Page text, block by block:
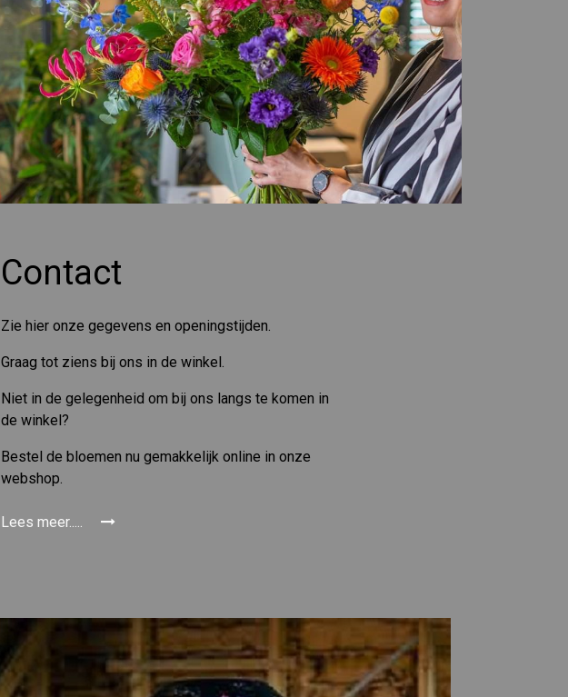
Contact
Zie hier onze gegevens en openingstijden.
Graag tot ziens bij ons in de winkel.
Niet in de gelegenheid om bij ons langs te komen in
de winkel?
Bestel de bloemen nu gemakkelijk online in onze
webshop.
Lees meer.....